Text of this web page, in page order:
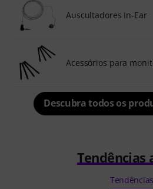
Auscultadores In-Ear
Acessórios para
Descubra todos os
Tendências
Tendências